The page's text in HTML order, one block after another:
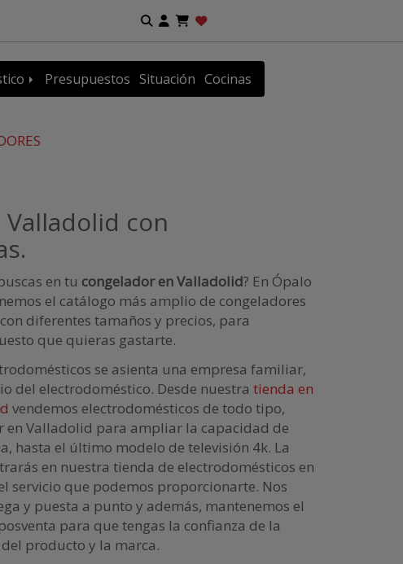
Presupuestos Situación Cocinas
con
en tu congelador en Valladolid? En Ópalo
el catálogo más amplio de congeladores
diferentes tamaños y precios, para
que quieras gastarte.
se asienta una empresa familiar,
del electrodoméstico. Desde nuestra tienda en
vendemos electrodomésticos de todo tipo,
en Valladolid para ampliar la capacidad de
hasta el último modelo de televisión 4k. La
en nuestra tienda de electrodomésticos en
servicio que podemos proporcionarte. Nos
y puesta a punto y además, mantenemos el
para que tengas la confianza de la
producto y la marca.